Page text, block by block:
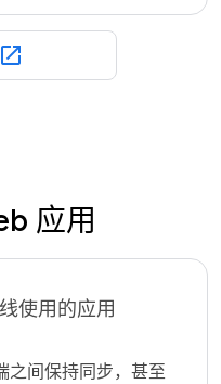
open_in_new
应用
使用的应用
之间保持同步，甚至